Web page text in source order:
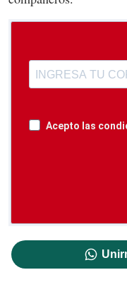
Acepto las